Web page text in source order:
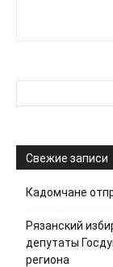
Свежие записи
Кадомчане
Рязанский
депутаты
региона